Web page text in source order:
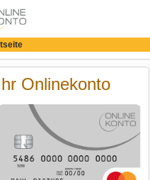
Onlinekonto